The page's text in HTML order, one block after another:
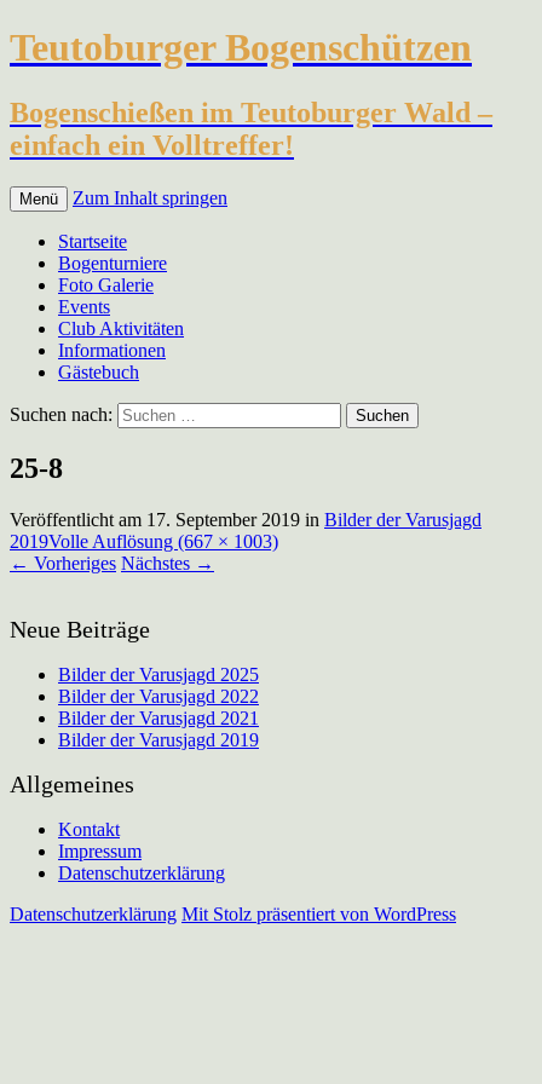
Teutoburger Bogenschützen
Bogenschießen im Teutoburger Wald –
einfach ein Volltreffer!
Menü Zum Inhalt springen
Startseite
Bogenturniere
Foto Galerie
Events
Club Aktivitäten
Informationen
Gästebuch
Suchen nach:
25-8
Veröffentlicht am 17. September 2019 in Bilder der Varusjagd
2019Volle Auflösung (667 × 1003)
← Vorheriges Nächstes →
Neue Beiträge
Bilder der Varusjagd 2025
Bilder der Varusjagd 2022
Bilder der Varusjagd 2021
Bilder der Varusjagd 2019
Allgemeines
Kontakt
Impressum
Datenschutzerklärung
Datenschutzerklärung Mit Stolz präsentiert von WordPress